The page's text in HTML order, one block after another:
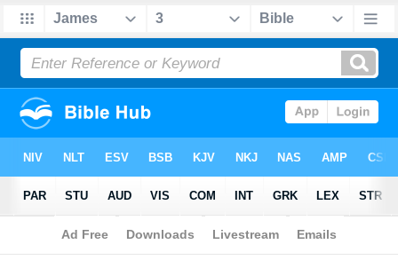
Biblia > Nestle 1904 > ΙΑΚΩΒΟΥ 3